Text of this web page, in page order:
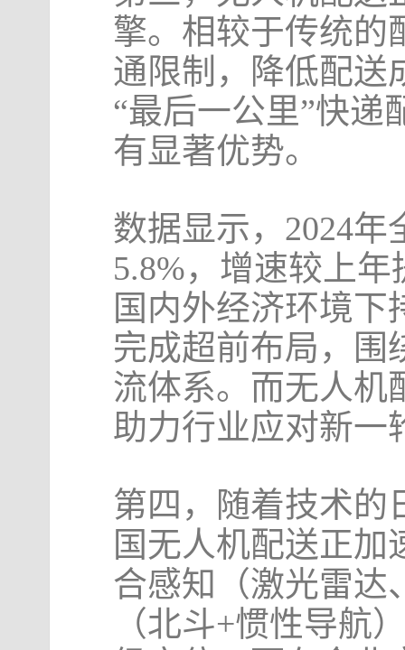
擎。相较于传统的
通限制，降低配送
“最后一公里”快递
有显著优势。
数据显示，2024年
5.8%，增速较上
国内外经济环境下
完成超前布局，围
流体系。而无人机
助力行业应对新一
第四，随着技术的
国无人机配送正加
合感知（激光雷达
（北斗+惯性导航